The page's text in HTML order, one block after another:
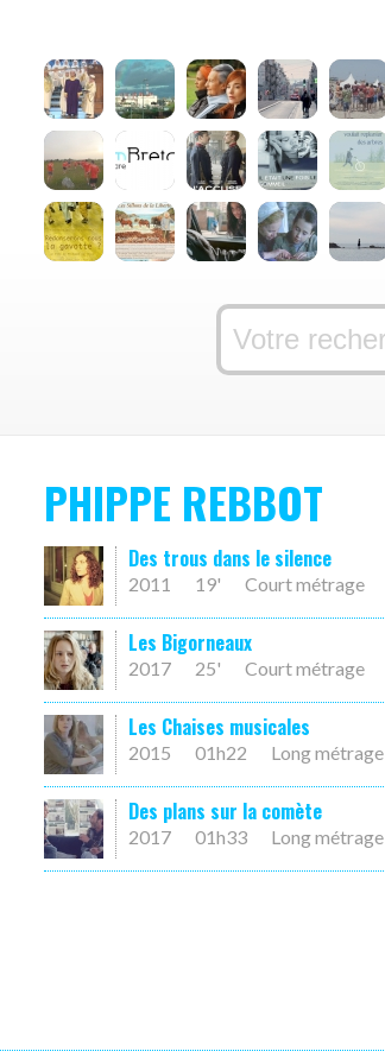
PHIPPE REBBOT
Des trous dans le silence
2011 19' Court métrage
Les Bigorneaux
2017 25' Court métrage
Les Chaises musicales
2015 01h22 Long métrage
Des plans sur la comète
2017 01h33 Long métrage